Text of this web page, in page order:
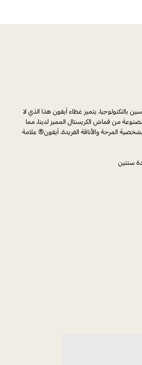
بالتكنولوجيا، يتميز غطاء آيفون هذا الذي لا
من قماش الكريستال المميز لدينا، مما
المرحة والأناقة الفريدة. آيفون® علامة
سنتين